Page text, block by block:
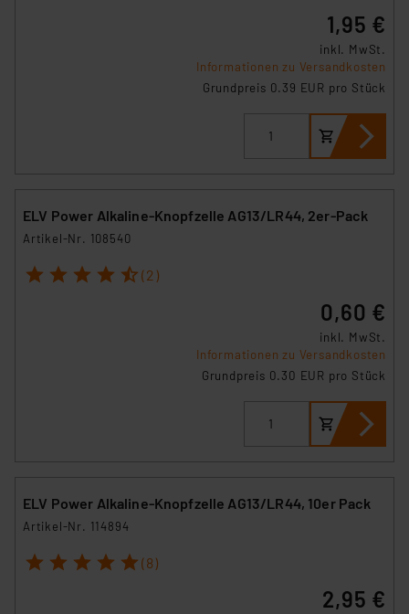
1,95 €
inkl. MwSt.
Informationen zu Versandkosten
Grundpreis 0.39 EUR pro Stück
ELV Power Alkaline-Knopfzelle AG13/LR44, 2er-Pack
Artikel-Nr. 108540
1 2 3 4 5 (2)
0,60 €
inkl. MwSt.
Informationen zu Versandkosten
Grundpreis 0.30 EUR pro Stück
ELV Power Alkaline-Knopfzelle AG13/LR44, 10er Pack
Artikel-Nr. 114894
1 2 3 4 5 (8)
2,95 €